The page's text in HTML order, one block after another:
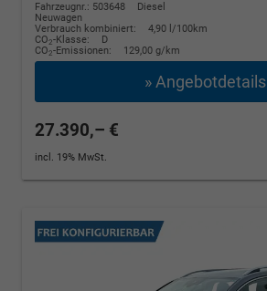
Fahrzeugnr.: 503648
Diesel
Neuwagen
Verbrauch kombiniert:
4,90 l/100km
CO2-Klasse:
D
CO2-Emissionen: 129,00 g/km
» Angebotdetails
27.390,– €
incl. 19% MwSt.